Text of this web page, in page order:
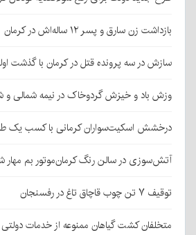
بازداشت زن سارق و پسر ۱۲ ساله‌اش در کرمان
سازش در سه پرونده قتل در کرمان با گذشت
وزش باد و خیزش گردوخاک در نیمه شمالی و
درخشش اسکیت‌سواران کرمانی با کسب یک
آتش‌سوزی در سالن رنگ کرمان‌موتور بم مهار
توقیف ۷ تن چوب قاچاق تاغ در رفسنجان
متخلفان کشت گیاهان ممنوعه از خدمات